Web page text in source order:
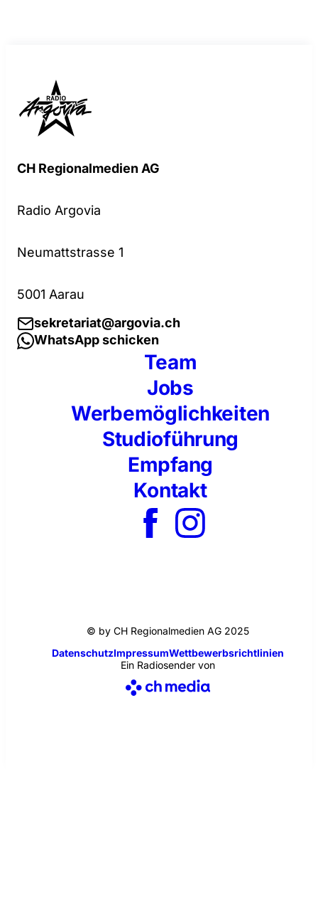
CH Regionalmedien AG
Radio Argovia
Neumattstrasse 1
5001 Aarau
sekretariat@argovia.ch
WhatsApp schicken
Team
Jobs
Werbemöglichkeiten
Studioführung
Empfang
Kontakt
© by CH Regionalmedien AG 2025
DatenschutzImpressumWettbewerbsrichtlinien
Ein Radiosender von